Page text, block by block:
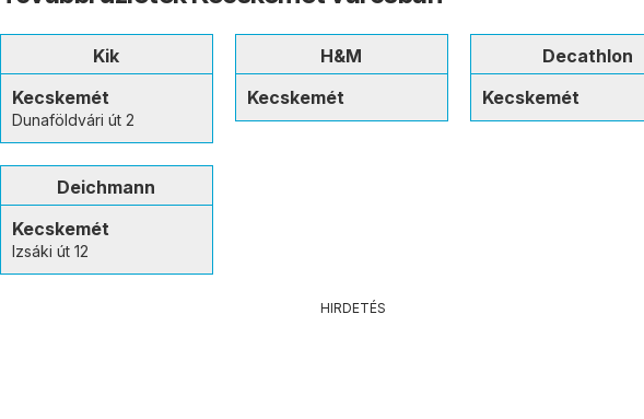
Kik
Kecskemét
Dunaföldvári út 2
H&M
Kecskemét
Decathlon
Kecskemét
Deichmann
Kecskemét
Izsáki út 12
HIRDETÉS